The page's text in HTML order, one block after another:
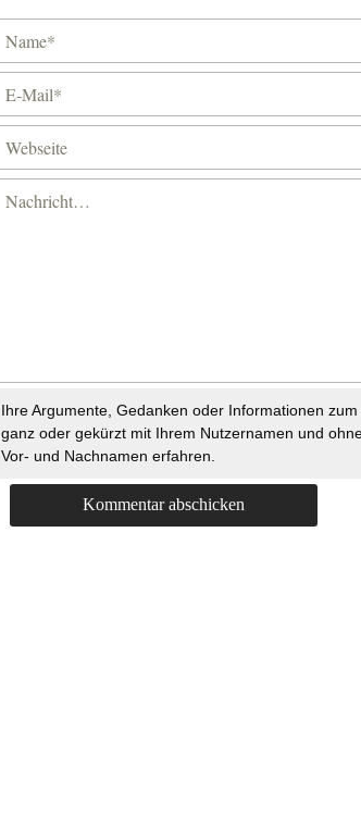
Ihre Argumente, Gedanken oder Informationen
ganz oder gekürzt mit Ihrem Nutzernamen und
Vor- und Nachnamen erfahren.